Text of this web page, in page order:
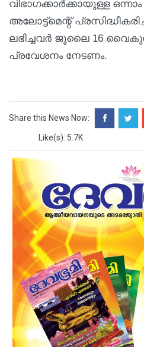
വിഭാഗക്കാര്‍ക്കായുള്ള
അലോട്ട്മെന്റ്
ലഭിച്ചവര്‍ ജൂലൈ 16
പ്രവേശനം നേടണം.
Share this News Now:
Like(s): 5.7K